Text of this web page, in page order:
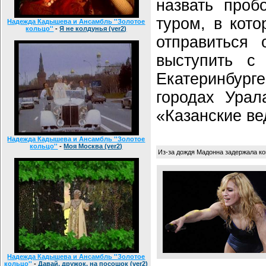
Надежда Кадышева и Ансамбль ''Золотое
кольцо'' -Я не колдунья (ver2)
Надежда Кадышева и Ансамбль ''Золотое
кольцо'' -Моя Москва (ver2)
Надежда Кадышева и Ансамбль ''Золотое
кольцо'' -Давай, дружок, на посошок (ver2)
назвать
туром, в
выступить
городах
«Казанские
Из-за дождя Мадонна задержала